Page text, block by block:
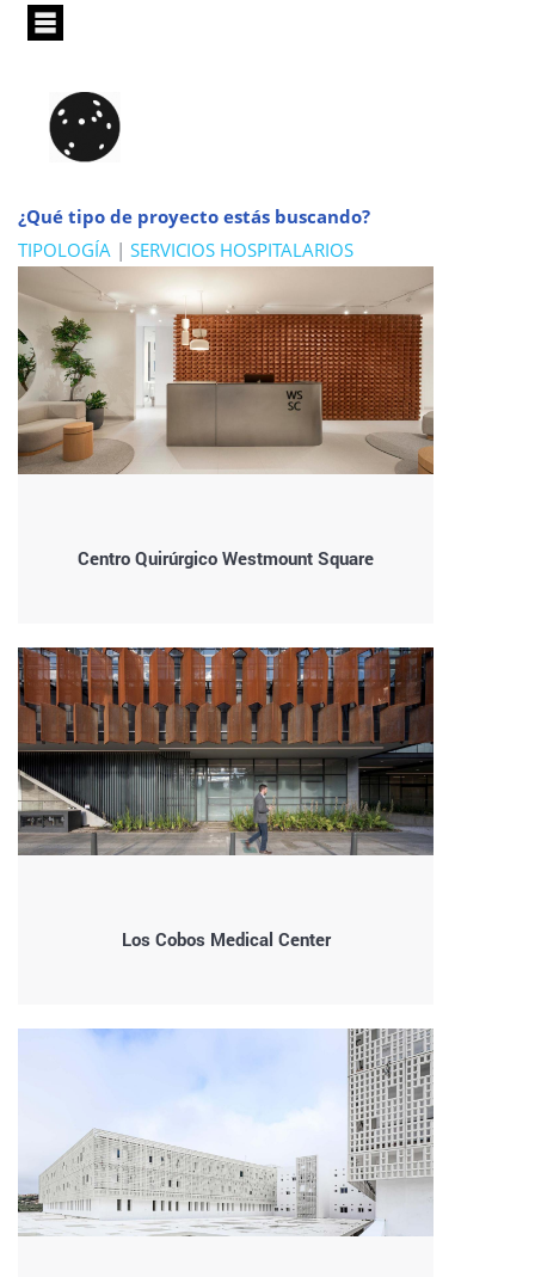
Pasar
principal
¿Qué tipo de proyecto estás buscando?
TIPOLOGÍA | SERVICIOS HOSPITALARIOS
Centro Quirúrgico Westmount Square
Los Cobos Medical Center